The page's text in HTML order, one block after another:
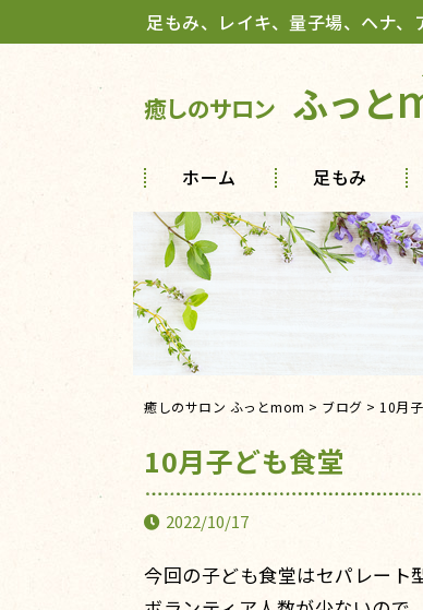
足もみ、レイキ、量子場、ヘナ
癒しのサロン ふっと
ホーム 足もみ
癒しのサロン ふっとmom > ブログ > 10月
10月子ども食堂
2022/10/17
今回の子ども食堂はセパレート